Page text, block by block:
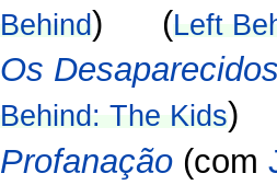
Behind) (Left
Os
Behind: The Kids)
Profanação (com